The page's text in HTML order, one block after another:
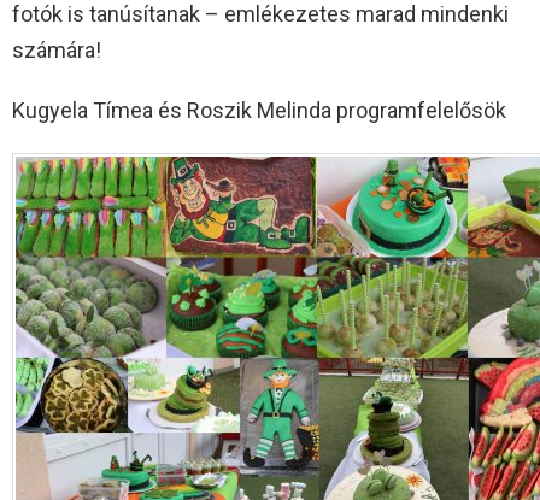
fotók is tanúsítanak – emlékezetes marad mindenki
számára!
Kugyela Tímea és Roszik Melinda programfelelősök